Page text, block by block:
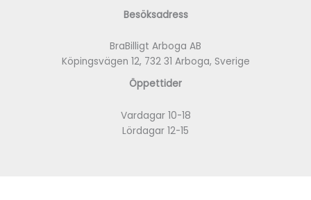
Besöksadress
BraBilligt Arboga AB
Köpingsvägen 12, 732 31 Arboga, Sverige
Öppettider
Vardagar 10-18
Lördagar 12-15